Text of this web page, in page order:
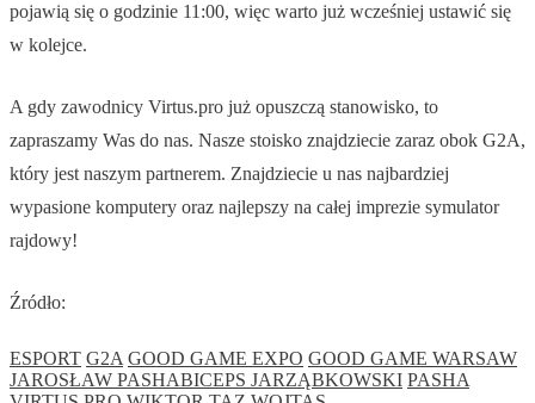
pojawią się o godzinie 11:00, więc warto już wcześniej ustawić się
w kolejce.
A gdy zawodnicy Virtus.pro już opuszczą stanowisko, to
zapraszamy Was do nas. Nasze stoisko znajdziecie zaraz obok G2A,
który jest naszym partnerem. Znajdziecie u nas najbardziej
wypasione komputery oraz najlepszy na całej imprezie symulator
rajdowy!
Źródło:
ESPORT G2A GOOD GAME EXPO GOOD GAME WARSAW
JAROSŁAW PASHABICEPS JARZĄBKOWSKI PASHA